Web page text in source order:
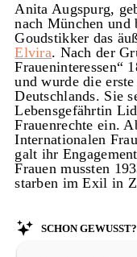
Anita Augspurg,
nach München
Goudstikker das
Elvira. Nach der
Fraueninteressen“
und wurde die
Deutschlands. Sie
Lebensgefährtin
Frauenrechte ein.
Internationalen
galt ihr
Frauen mussten
starben im Exil in
Schon gewusst?